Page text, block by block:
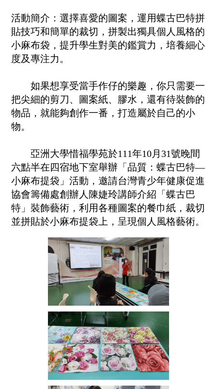
活動簡介：選擇喜愛的圖案，運用蝶古巴特拼
貼技巧和簡單的裁切，拼製出獨具個人風格的
小麻布袋，提升學生對美的鑑賞力，培養細心
度及專注力。
如果想享受當手作仔的樂趣，你只需要一
把尖細的剪刀、圖案紙、膠水，還有待裝飾的
物品，就能夠創作一番，打造屬於自己的小
物。
亞洲大學惜福學苑於111年10月31號晚間
六點半在四宿地下室舉辦「品質：蝶古巴特—
小麻布提袋」活動，邀請台灣青少年健康促進
協會籌備處創辦人陳婕玲講師介紹「蝶古巴
特」裝飾藝術，利用各種圖案的餐巾紙，裁切
並拼貼於小麻布提袋上，呈現個人風格藝術。